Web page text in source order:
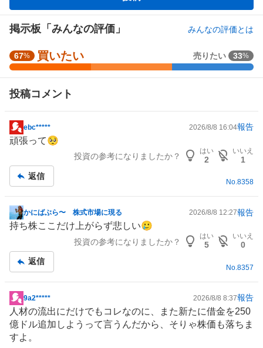
板
掲示板「みんなの評価」 みんなの評価とは
強
く
い
い
3
3
3
%
、
買
た
い
3
.
3
3
%
67% 買いたい 売りたい 33%
投稿コメント
掲
示
事
ebc***** 2026/8/8 16:04報告
頑張って🥺
投資の参考になりましたか？
はい
2
いいえ
1
返信
No.8358
掲
示
事
かにばぶら〜 株式市場に現る 2026/8/8 12:27報告
持ち株ここだけ上がらず悲しい🥲
投資の参考になりましたか？
はい
5
いいえ
0
返信
No. 8357
掲
示
板
記
9a2***** 2026/8/8 8:37報告
人材の流出にだけでもコレなのに、また新たに借金を250
億ドル追加しようって言うんだから、そりゃ株価も落ちま
すよ。